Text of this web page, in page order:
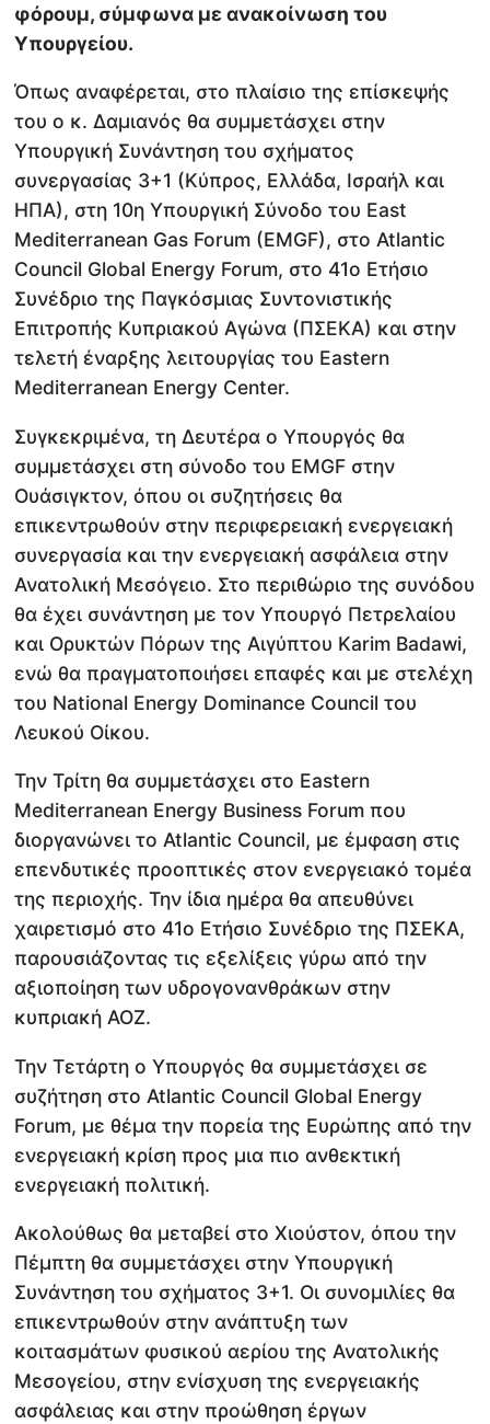
φόρουμ, σύμφωνα με ανακοίνωση του
Υπουργείου.
Όπως αναφέρεται, στο πλαίσιο της επίσκεψής
του ο κ. Δαμιανός θα συμμετάσχει στην
Υπουργική Συνάντηση του σχήματος
συνεργασίας 3+1 (Κύπρος, Ελλάδα, Ισραήλ και
ΗΠΑ), στη 10η Υπουργική Σύνοδο του East
Mediterranean Gas Forum (EMGF), στο Atlantic
Council Global Energy Forum, στο 41ο Ετήσιο
Συνέδριο της Παγκόσμιας Συντονιστικής
Επιτροπής Κυπριακού Αγώνα (ΠΣΕΚΑ) και στην
τελετή έναρξης λειτουργίας του Eastern
Mediterranean Energy Center.
Συγκεκριμένα, τη Δευτέρα ο Υπουργός θα
συμμετάσχει στη σύνοδο του EMGF στην
Ουάσιγκτον, όπου οι συζητήσεις θα
επικεντρωθούν στην περιφερειακή ενεργειακή
συνεργασία και την ενεργειακή ασφάλεια στην
Ανατολική Μεσόγειο. Στο περιθώριο της συνόδου
θα έχει συνάντηση με τον Υπουργό Πετρελαίου
και Ορυκτών Πόρων της Αιγύπτου Karim Badawi,
ενώ θα πραγματοποιήσει επαφές και με στελέχη
του National Energy Dominance Council του
Λευκού Οίκου.
Την Τρίτη θα συμμετάσχει στο Eastern
Mediterranean Energy Business Forum που
διοργανώνει το Atlantic Council, με έμφαση στις
επενδυτικές προοπτικές στον ενεργειακό τομέα
της περιοχής. Την ίδια ημέρα θα απευθύνει
χαιρετισμό στο 41ο Ετήσιο Συνέδριο της ΠΣΕΚΑ,
παρουσιάζοντας τις εξελίξεις γύρω από την
αξιοποίηση των υδρογονανθράκων στην
κυπριακή ΑΟΖ.
Την Τετάρτη ο Υπουργός θα συμμετάσχει σε
συζήτηση στο Atlantic Council Global Energy
Forum, με θέμα την πορεία της Ευρώπης από την
ενεργειακή κρίση προς μια πιο ανθεκτική
ενεργειακή πολιτική.
Ακολούθως θα μεταβεί στο Χιούστον, όπου την
Πέμπτη θα συμμετάσχει στην Υπουργική
Συνάντηση του σχήματος 3+1. Οι συνομιλίες θα
επικεντρωθούν στην ανάπτυξη των
κοιτασμάτων φυσικού αερίου της Ανατολικής
Μεσογείου, στην ενίσχυση της ενεργειακής
ασφάλειας και στην προώθηση έργων